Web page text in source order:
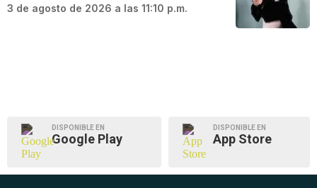
3 de agosto de 2026 a las 11:10 p.m.
DISPONIBLE EN
Google Play
DISPONIBLE EN
App Store